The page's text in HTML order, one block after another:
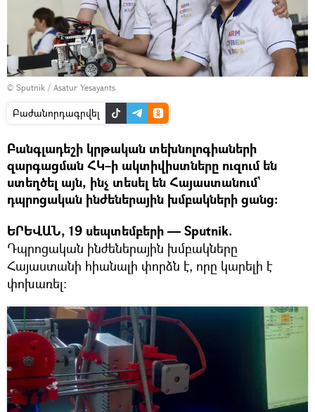
© Sputnik / Asatur Yesayants
Բաժանորդագրվել
Բանգլադեշի կրթական տեխնոլոգիաների
զարգացման ՀԿ–ի ակտիվիստները ուզում են
ստեղծել այն, ինչ տեսել են Հայաստանում`
դպրոցական ինժեներային խմբակների ցանց։
ԵՐԵՎԱՆ, 19 սեպտեմբերի — Sputnik.
Դպրոցական ինժեներային խմբակները
Հայաստանի հիանալի փորձն է, որը կարելի է
փոխառել։